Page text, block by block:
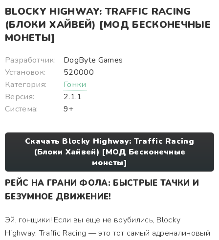
BLOCKY HIGHWAY: TRAFFIC RACING
(БЛОКИ ХАЙВЕЙ) [МОД БЕСКОНЕЧНЫЕ
МОНЕТЫ]
Разработчик:
DogByte Games
Установок:
520000
Категория:
Гонки
Версия:
2.1.1
Система:
9+
Скачать Blocky Highway: Traffic Racing
(Блоки Хайвей) [МОД Бесконечные
монеты]
РЕЙС НА ГРАНИ ФОЛА: БЫСТРЫЕ ТАЧКИ И
БЕЗУМНОЕ ДВИЖЕНИЕ!
Эй, гонщики! Если вы еще не врубились, Blocky
Highway: Traffic Racing — это тот самый адреналиновый